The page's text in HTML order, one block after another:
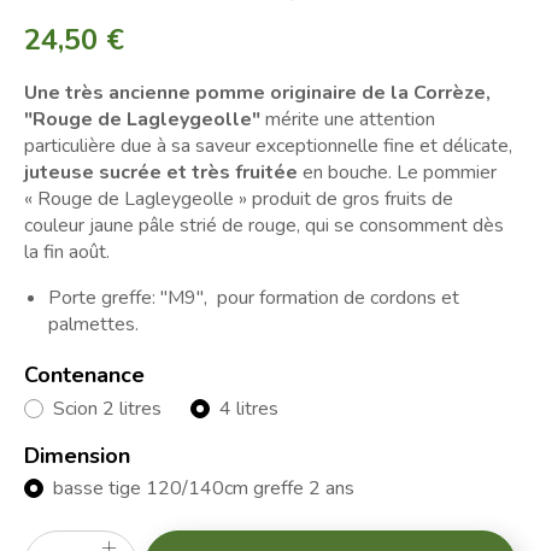
24,50 €
Une très ancienne pomme originaire de la Corrèze,
"Rouge de Lagleygeolle"mérite une attention
particulière due à sa saveur exceptionnelle fine et délicate,
juteuse sucrée et très fruitée en bouche. Le pommier
« Rouge de Lagleygeolle » produit de gros fruits de
couleur jaune pâle strié de rouge, qui se consomment dès
la fin août.
Porte greffe: "M9", pour formation de cordons et
palmettes.
Contenance
Scion 2 litres 4 litres
Dimension
basse tige 120/140cm greffe 2 ans